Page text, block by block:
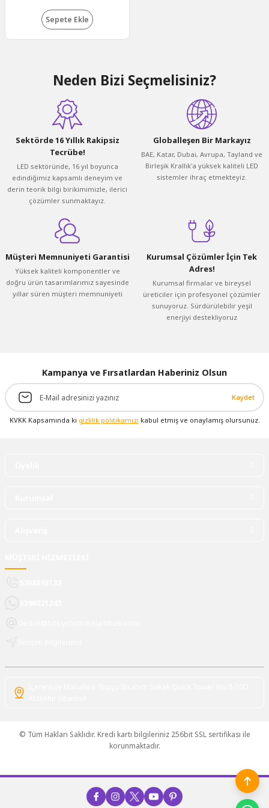
Sepete Ekle
Neden Bizi Seçmelisiniz?
Sektörde 16 Yıllık Rakipsiz
Tecrübe!
LED sektöründe, 16 yıl boyunca
edindiğimiz kapsamlı deneyim ve
derin teorik bilgi birikimimizle, ilerici
çözümler sunmaktayız.
Globalleşen Bir Markayız
BAE, Katar, Dubai, Avrupa, Tayland ve
Birleşik Krallık'a yüksek kaliteli LED
sistemler ihraç etmekteyiz.
Müşteri Memnuniyeti Garantisi
Yüksek kaliteli komponentler ve
doğru ürün tasarımlarımız sayesinde
yıllar süren müşteri memnuniyeti
Kurumsal Çözümler İçin Tek
Adres!
Kurumsal firmalar ve bireysel
üreticiler için profesyonel çözümler
sunuyoruz. Sürdürülebilir yeşil
enerjiyi destekliyoruz
Kampanya ve Fırsatlardan Haberiniz Olsun
Kaydet
KVKK Kapsamında ki gizlilik politikamızı kabul etmiş ve onaylamış olursunuz.
© Tüm Hakları Saklıdır. Kredi kartı bilgileriniz 256bit SSL sertifikası ile
korunmaktadır.